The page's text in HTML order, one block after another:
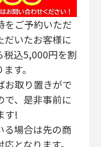
をご予約いただ
だいたお客様に
税込5,000円を割
す。
お取り置きがで
で、是非事前に
す!
場合は先の商